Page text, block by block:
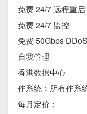
免费 24/7 远程重启
免费 24/7 监控
免费 50Gbps
自我管理
香港数据中心
作系统：所有作系
每月定价：